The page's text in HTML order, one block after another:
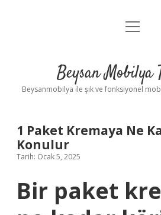
Anasayfa
Yasal Uyarı
menüyü
Beysan Mobilya
Beysanmobilya ile şık ve fonksiyonel
1 Paket Kremaya Ne
Konulur
Tarih: Ocak 5, 2025
Bir paket